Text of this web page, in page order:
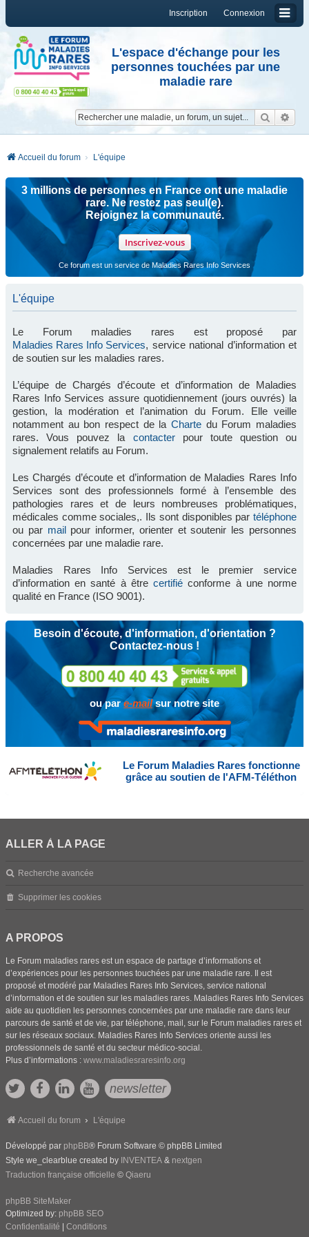
Connexion
Inscription
L'espace d'échange pour les
personnes touchées par une
maladie rare
Accueil du forum L'équipe
3 millions de personnes en France ont une maladie
rare. Ne restez pas seul(e).
Rejoignez la communauté.
Inscrivez-vous
Ce forum est un service de Maladies Rares Info Services
L'équipe
Le Forum maladies rares est proposé par
Maladies Rares Info Services, service national d’information et
de soutien sur les maladies rares.
L’équipe de Chargés d’écoute et d’information de Maladies
Rares Info Services assure quotidiennement (jours ouvrés) la
gestion, la modération et l’animation du Forum. Elle veille
notamment au bon respect de la Charte du Forum maladies
rares. Vous pouvez la contacterpour toute question ou
signalement relatifs au Forum.
Les Chargés d’écoute et d’information de Maladies Rares Info
Services sont des professionnels formé à l’ensemble des
pathologies rares et de leurs nombreuses problématiques,
médicales comme sociales,. Ils sont disponibles par téléphone
ou par mailpour informer, orienter et soutenir les personnes
concernées par une maladie rare.
Maladies Rares Info Services est le premier service
d’information en santé à êtrecertifié conforme à une norme
qualité en France (ISO 9001).
Besoin d'écoute, d'information, d'orientation ?
Contactez-nous !
ou pare-mailsur notre site
Le Forum Maladies Rares fonctionne
grâce au soutien de l'AFM-Téléthon
ALLER À LA PAGE
Recherche avancée
Supprimer les cookies
A PROPOS
Le Forum maladies rares est un espace de partage d’informations et
d’expériences pour les personnes touchées par une maladie rare. Il est
proposé et modéré par Maladies Rares Info Services, service national
d’information et de soutien sur les maladies rares. Maladies Rares Info Services
aide au quotidien les personnes concernées par une maladie rare dans leur
parcours de santé et de vie, par téléphone, mail, sur le Forum maladies rares et
sur les réseaux sociaux. Maladies Rares Info Services oriente aussi les
professionnels de santé et du secteur médico-social.
Plus d’informations : www.maladiesraresinfo.org
newsletter
Accueil du forum L'équipe
Développé par phpBB® Forum Software © phpBB Limited
Style we_clearblue created by INVENTEA & nextgen
Traduction française officielle © Qiaeru
phpBB SiteMaker
Optimized by: phpBB SEO
Confidentialité
Conditions